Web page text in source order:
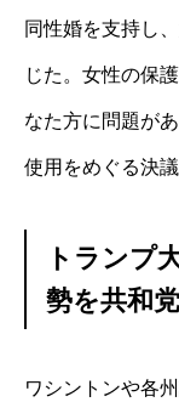
同性婚を支持し
じた。女性の保
なた方に問題が
使用をめぐる決
トランプ
勢を共和
ワシントンや各